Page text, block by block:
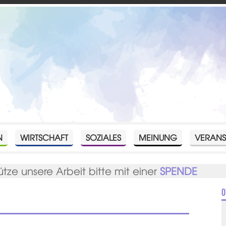
WIRTSCHAFT SOZIALES MEINUNG
unsere Arbeit bitte mit einerSPENDE